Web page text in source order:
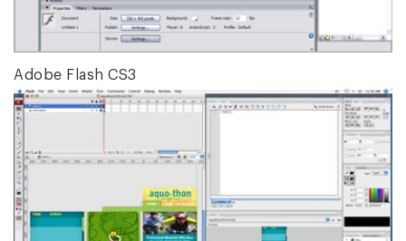
Adobe Flash CS3